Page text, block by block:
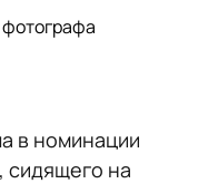
фотографа
в номинации
сидящего на